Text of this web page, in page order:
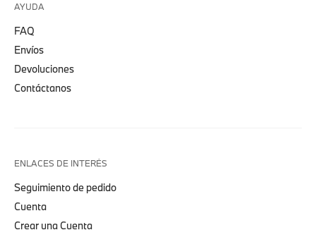
AYUDA
FAQ
Envíos
Devoluciones
Contáctanos
ENLACES DE INTERÉS
Seguimiento de pedido
Cuenta
Crear una Cuenta